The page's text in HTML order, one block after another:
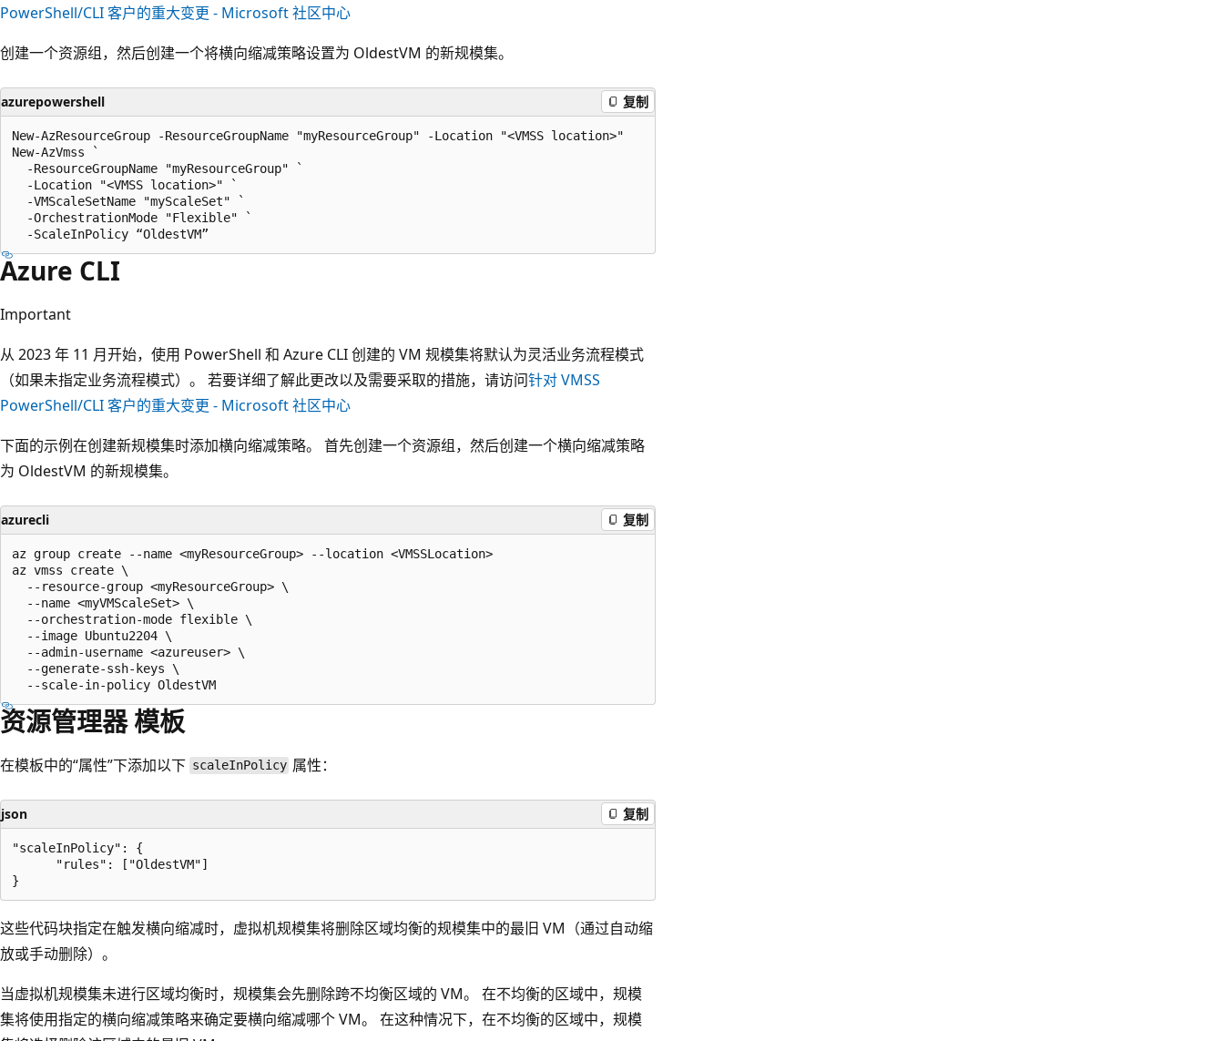
PowerShell/CLI 客户的重大变更 - Microsoft 社区中心
创建一个资源组，然后创建一个将横向缩减策略设置为 OldestVM 的新规模集。
azurepowershell 复制
New-AzResourceGroup -ResourceGroupName "myResourceGroup" -Location "<VMSS location>"
New-AzVmss `
  -ResourceGroupName "myResourceGroup" `
  -Location "<VMSS location>" `
  -VMScaleSetName "myScaleSet" `
  -OrchestrationMode "Flexible" `
Azure CLI
Important
从 2023 年 11 月开始，使用 PowerShell 和 Azure CLI 创建的 VM 规模集将默认为灵活业务流程模式
（如果未指定业务流程模式）。 若要详细了解此更改以及需要采取的措施，请访问针对 VMSS
PowerShell/CLI 客户的重大变更 - Microsoft 社区中心
下面的示例在创建新规模集时添加横向缩减策略。 首先创建一个资源组，然后创建一个横向缩减策略
为 OldestVM 的新规模集。
azurecli 复制
az group create --name <myResourceGroup> --location <VMSSLocation>
az vmss create \
  --resource-group <myResourceGroup> \
  --name <myVMScaleSet> \
  --orchestration-mode flexible \
  --image Ubuntu2204 \
  --admin-username <azureuser> \
  --generate-ssh-keys \
资源管理器 模板
在模板中的“属性”下添加以下 scaleInPolicy 属性：
json 复制
"scaleInPolicy": {
      "rules": ["OldestVM"]
这些代码块指定在触发横向缩减时，虚拟机规模集将删除区域均衡的规模集中的最旧 VM（通过自动缩
放或手动删除）。
当虚拟机规模集未进行区域均衡时，规模集会先删除跨不均衡区域的 VM。 在不均衡的区域中，规模
集将使用指定的横向缩减策略来确定要横向缩减哪个 VM。 在这种情况下，在不均衡的区域中，规模